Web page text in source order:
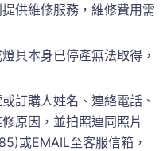
供維修服務，維修費用需
具本身已停產無法取得，
訂購人姓名、連絡電話、
原因，並拍照連同照片
或EMAIL至客服信箱，